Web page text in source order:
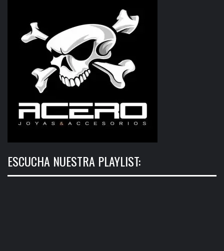
ESCUCHA NUESTRA PLAYLIST: